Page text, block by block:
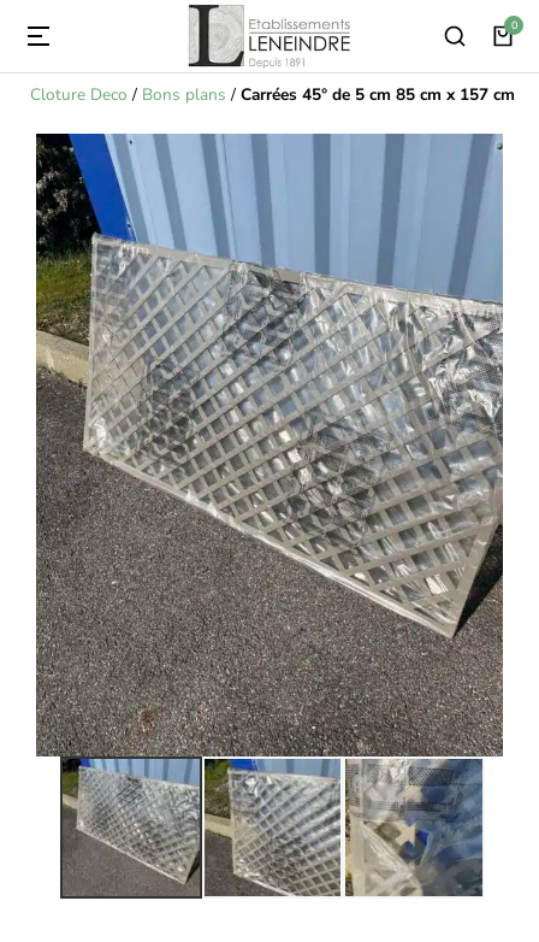
Cloture Deco / Bons plans / Carrées 45° de 5 cm 85 cm x 157 cm